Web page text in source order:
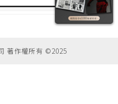
著作權所有 ©2025